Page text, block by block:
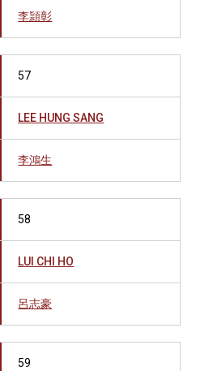
李頴彰
57
LEE HUNG SANG
李鴻生
58
LUI CHI HO
呂志豪
59